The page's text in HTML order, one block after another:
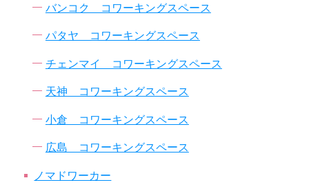
バンコク コワーキングスペース
パタヤ コワーキングスペース
チェンマイ コワーキングスペース
天神 コワーキングスペース
小倉 コワーキングスペース
広島 コワーキングスペース
ノマドワーカー